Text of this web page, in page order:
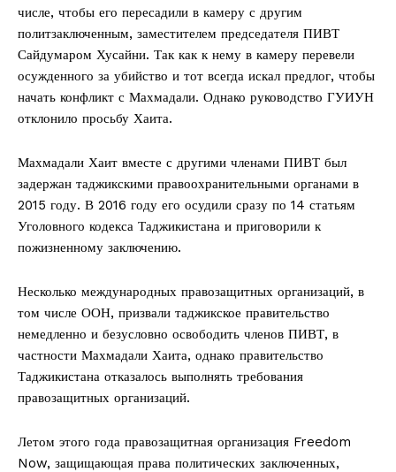
числе, чтобы его пересадили в камеру с другим
политзаключенным, заместителем председателя ПИВТ
Сайдумаром Хусайни. Так как к нему в камеру перевели
осужденного за убийство и тот всегда искал предлог, чтобы
начать конфликт с Махмадали. Однако руководство ГУИУН
отклонило просьбу Хаита.
Махмадали Хаит вместе с другими членами ПИВТ был
задержан таджикскими правоохранительными органами в
2015 году. В 2016 году его осудили сразу по 14 статьям
Уголовного кодекса Таджикистана и приговорили к
пожизненному заключению.
Несколько международных правозащитных организаций, в
том числе ООН, призвали таджикское правительство
немедленно и безусловно освободить членов ПИВТ, в
частности Махмадали Хаита, однако правительство
Таджикистана отказалось выполнять требования
правозащитных организаций.
Летом этого года правозащитная организация Freedom
Now, защищающая права политических заключенных,